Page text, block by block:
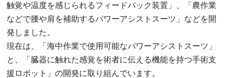
触覚や温度を感じられるフィードバック装置」、「農作業
などで腰や肩を補助するパワーアシストスーツ」などを開
発しました。
現在は、「海中作業で使用可能なパワーアシストスーツ」
と、「臓器に触れた感覚を術者に伝える機能を持つ手術支
援ロボット」の開発に取り組んでいます。